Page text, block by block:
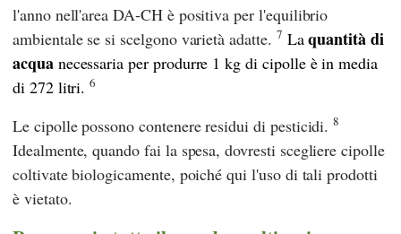
l'anno nell'area DA-CH è positiva per l'equilibrio
ambientale se si scelgono varietà adatte. 7 Laquantità di
acquanecessaria per produrre 1 kg di cipolle è in media
di 272 litri. 6
Le cipolle possono contenere residui di pesticidi.8
Idealmente, quando fai la spesa, dovresti scegliere cipolle
coltivate biologicamente, poiché qui l'uso di tali prodotti
è vietato.